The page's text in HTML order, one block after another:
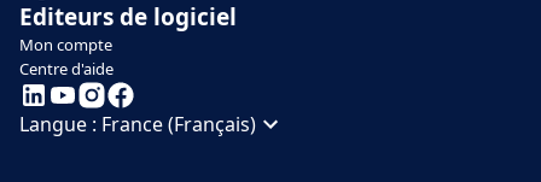
Editeurs de logiciel
Mon compte
Centre d'aide
Langue : France (Français)